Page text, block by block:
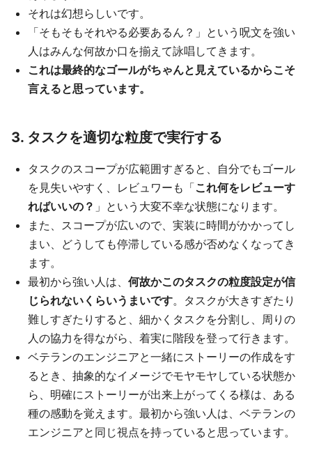
それは幻想らしいです。
「そもそもそれやる必要あるん？」という呪文を強い
人はみんな何故か口を揃えて詠唱してきます。
これは最終的なゴールがちゃんと見えているからこそ
言えると思っています。
3. タスクを適切な粒度で実行する
タスクのスコープが広範囲すぎると、自分でもゴール
を見失いやすく、レビュワーも「これ何をレビューす
ればいいの？ 」という大変不幸な状態になります。
また、スコープが広いので、実装に時間がかかってし
まい、どうしても停滞している感が否めなくなってき
ます。
最初から強い人は、 何故かこのタスクの粒度設定が信
じられないくらいうまいです。タスクが大きすぎたり
難しすぎたりすると、細かくタスクを分割し、周りの
人の協力を得ながら、着実に階段を登って行きます。
ベテランのエンジニアと一緒にストーリーの作成をす
るとき、抽象的なイメージでモヤモヤしている状態か
ら、明確にストーリーが出来上がってくる様は、ある
種の感動を覚えます。最初から強い人は、ベテランの
エンジニアと同じ視点を持っていると思っています。